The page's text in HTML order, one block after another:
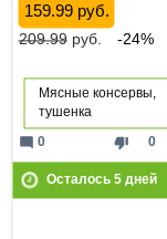
159.99 руб.
209.99руб. -24%
Мясные консервы,
тушенка
thumb_down 0
mode_comment 0
Осталось 5дней